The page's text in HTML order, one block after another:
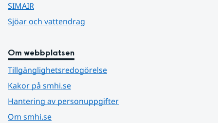
SIMAIR
Sjöar och vattendrag
Om webbplatsen
Tillgänglighetsredogörelse
Kakor på smhi.se
Hantering av personuppgifter
Om smhi.se